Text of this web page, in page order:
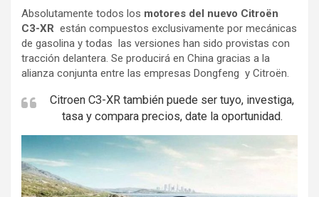
Absolutamente todos los motores del nuevo Citroën
C3-XR están compuestos exclusivamente por mecánicas
de gasolina y todas las versiones han sido provistas con
tracción delantera. Se producirá en China gracias a la
alianza conjunta entre las empresas Dongfeng y Citroën.
Citroen C3-XR también puede ser tuyo, investiga,
tasa y compara precios, date la oportunidad.